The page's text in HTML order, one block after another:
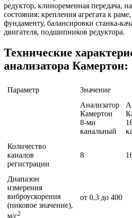
редуктор, клиноременная передача,
состояния: крепления агрегата к
фундаменту, балансировки станка-
двигателя, подшипников редуктора.
Технические
анализатора Камертон:
Параметр
Значение
Анализатор
Камертон
8-ми
канальный
Количество
каналов
регистрации
8
Диапазон
измерения
виброускорения
(пиковое значение),
м/с2
от 0,3 до 400